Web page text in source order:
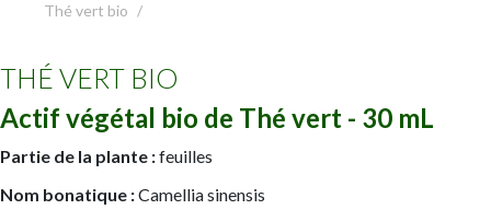
Thé vert bio
THÉ VERT BIO
Actif végétal bio de Thé vert - 30 mL
Partie de la plante :feuilles
Nom bonatique :Camellia sinensis